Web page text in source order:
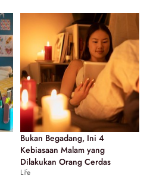
Bukan Begadang, Ini 4
Kebiasaan Malam yang
Dilakukan Orang Cerdas
Life